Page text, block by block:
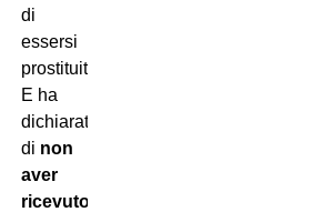
di
essersi
prostituita.
E ha
dichiarato
di non
aver
ricevuto